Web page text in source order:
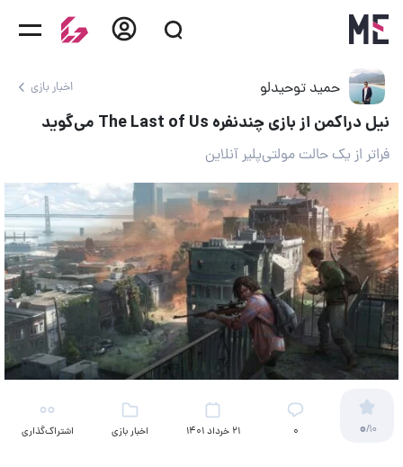
حمید توحیدلو اخبار بازی
نیل دراکمن از بازی چندنفره The Last of Us می‌گوید
فراتر از یک حالت مولتی‌پلیر آنلاین
0/10 ۰ 21 خرداد 1401 اخبار بازی اشتراک‌گذاری